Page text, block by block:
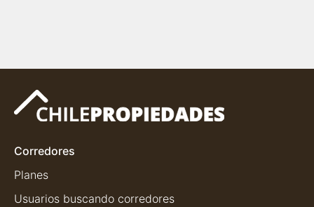
Corredores
Planes
Usuarios buscando corredores